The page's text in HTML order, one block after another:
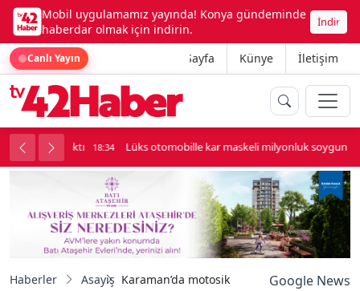
Mobil uygulamamız yayında! Konya gündeminde
haberdar olmak için indirin.
İndir
Canlı Yayın Ana Sayfa Künye İletişim
kavga çıktı 18:34 Lüks otomobille kar maskeli milyonluk soygun
Haberler Asayiş Karaman’da motosiklet kazası: 1 yaralı
Google News